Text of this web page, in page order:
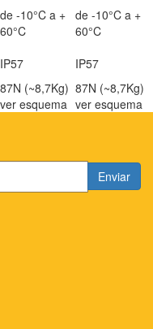
de -10°C a +
60°C
de -10°C a +
60°C
IP57
IP57
87N (~8,7Kg) 87N (~8,7Kg)
ver esquema ver esquema
Enviar